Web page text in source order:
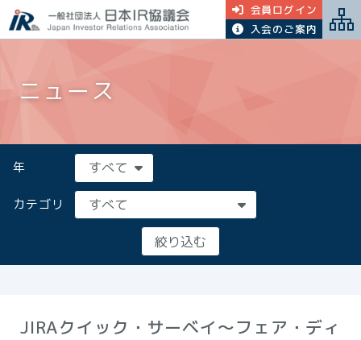
会員ログイン
入会のご案内
ニュース
年
カテゴリ
JIRAクイック・サーベイ～フェア・ディ